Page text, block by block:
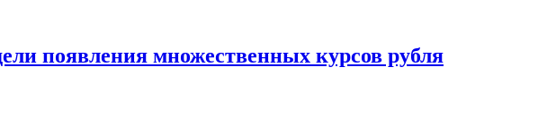
появления множественных курсов рубля